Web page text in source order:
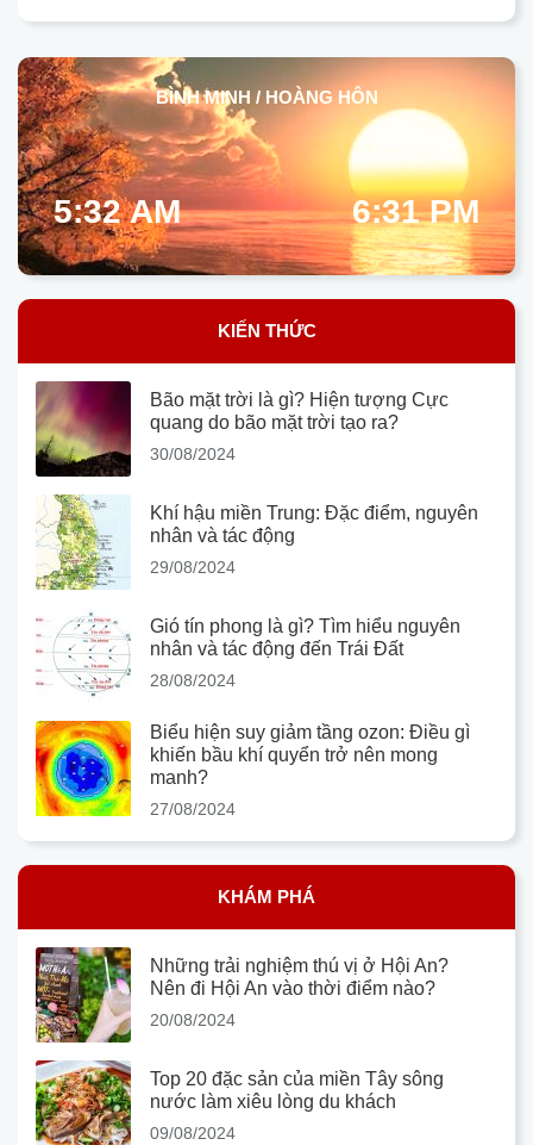
BÌNH MINH / HOÀNG HÔN
5:32 AM 6:31 PM
KIẾN THỨC
Bão mặt trời là gì? Hiện tượng Cực
quang do bão mặt trời tạo ra?
30/08/2024
Khí hậu miền Trung: Đặc điểm, nguyên
nhân và tác động
29/08/2024
Gió tín phong là gì? Tìm hiểu nguyên
nhân và tác động đến Trái Đất
28/08/2024
Biểu hiện suy giảm tầng ozon: Điều gì
khiến bầu khí quyển trở nên mong
manh?
27/08/2024
KHÁM PHÁ
Những trải nghiệm thú vị ở Hội An?
Nên đi Hội An vào thời điểm nào?
20/08/2024
Top 20 đặc sản của miền Tây sông
nước làm xiêu lòng du khách
09/08/2024